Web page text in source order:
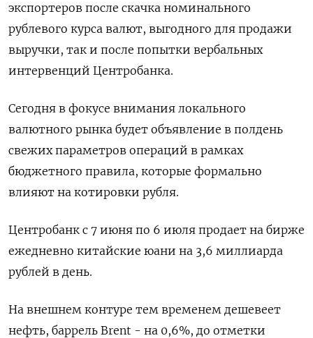
экспортеров после скачка номинального
рублевого курса валют, выгодного для продажи
выручки, так и после попытки вербальных
интервенций Центробанка.
Сегодня в фокусе внимания локального
валютного рынка будет объявление в полдень
свежих параметров операций в рамках
бюджетного правила, которые формально
влияют на котировки рубля.
Центробанк с 7 июня по 6 июля продает на бирже
ежедневно китайские юани на 3,6 миллиарда
рублей в день.
На внешнем контуре тем временем дешевеет
нефть, баррель Brent - на 0,6%, до отметки